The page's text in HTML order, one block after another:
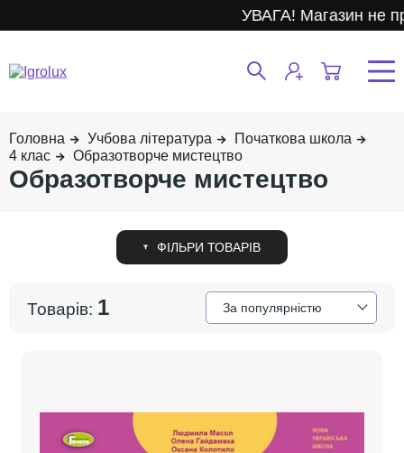
УВАГА! Магазин не
Учбова література
Початкова школа
4 клас
Образотворче мистецтво
Образотворче мистецтво
1